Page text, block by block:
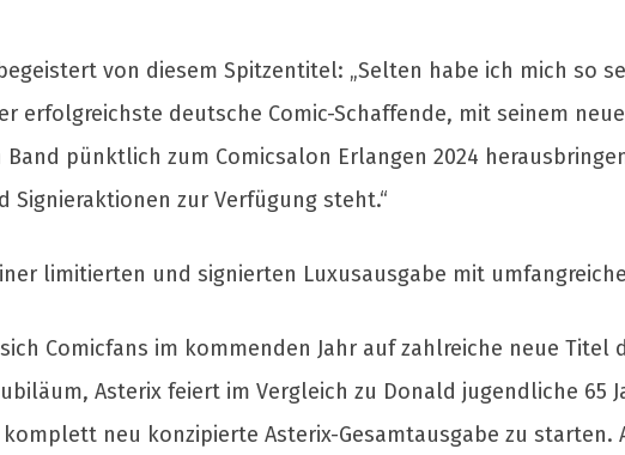
von diesem Spitzentitel: „Selten habe ich mich so
erfolgreichste deutsche Comic-Schaffende, mit seinem
Band pünktlich zum Comicsalon Erlangen 2024
Signieraktionen zur Verfügung steht.“
limitierten und signierten Luxusausgabe mit
Comicfans im kommenden Jahr auf zahlreiche neue Titel
Asterix feiert im Vergleich zu Donald jugendliche 65
neu konzipierte Asterix-Gesamtausgabe zu starten.